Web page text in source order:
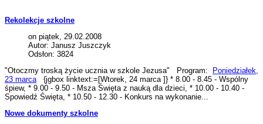
Rekolekcje szkolne
on piątek, 29.02.2008
Autor: Janusz Juszczyk
Odsłon: 3824
"Otoczmy troską życie ucznia w szkole Jezusa" Program: Poniedziałek,
23 marca
{jgbox linktext:=[Wtorek, 24 marca ]} * 8.00 - 8.45 - Wspólny
śpiew, * 9.00 - 9.50 - Msza Święta z nauką dla dzieci, * 10.00 - 10.40 -
Spowiedź Święta, * 10.50 - 12.30 - Konkurs na wykonanie...
Nowe dokumenty szkolne